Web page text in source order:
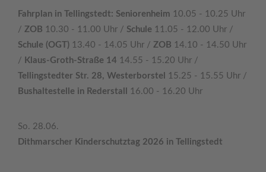
Fahrplan in Tellingstedt: Seniorenheim 10.05 - 10.25 Uhr
/ ZOB 10.30 - 11.00 Uhr / Schule 11.05 - 12.00 Uhr /
Schule (OGT) 13.40 - 14.05 Uhr / ZOB 14.10 - 14.50 Uhr
/ Klaus-Groth-Straße 14 14.55 - 15.20 Uhr /
Tellingstedter Str. 28, Westerborstel
15.25 - 15.55 Uhr /
Bushaltestelle in Rederstall
16.00 - 16.20 Uhr
So. 28.06.
Dithmarscher Kinderschutztag 2026 in Tellingstedt